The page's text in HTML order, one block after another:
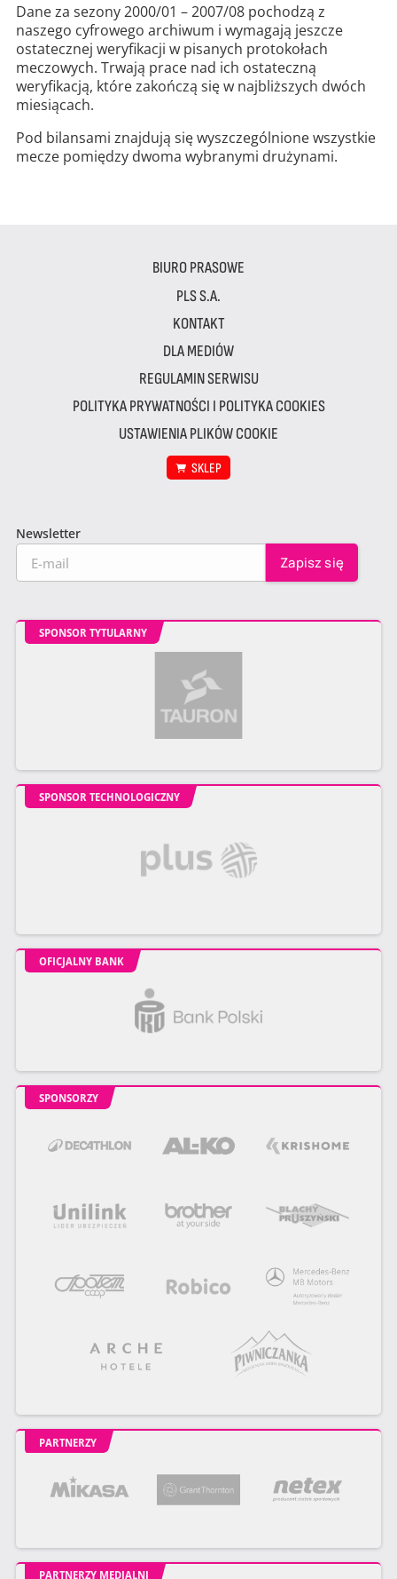
Dane za sezony 2000/01 – 2007/08 pochodzą z
naszego cyfrowego archiwum i wymagają jeszcze
ostatecznej weryfikacji w pisanych protokołach
meczowych. Trwają prace nad ich ostateczną
weryfikacją, które zakończą się w najbliższych dwóch
miesiącach.
Pod bilansami znajdują się wyszczególnione wszystkie
mecze pomiędzy dwoma wybranymi drużynami.
BIURO PRASOWE
PLS S.A.
KONTAKT
DLA MEDIÓW
REGULAMIN SERWISU
POLITYKA PRYWATNOŚCI I POLITYKA COOKIES
USTAWIENIA PLIKÓW COOKIE
SKLEP
Newsletter
SPONSOR TYTULARNY
SPONSOR TECHNOLOGICZNY
OFICJALNY BANK
SPONSORZY
PARTNERZY
PARTNERZY MEDIALNI